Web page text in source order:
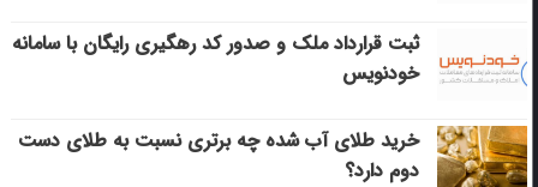
ثبت قرارداد ملک و صدور کد رهگیری رایگان با سامانه
خودنویس
خرید طلای آب شده چه برتری نسبت به طلای دست
دوم دارد؟